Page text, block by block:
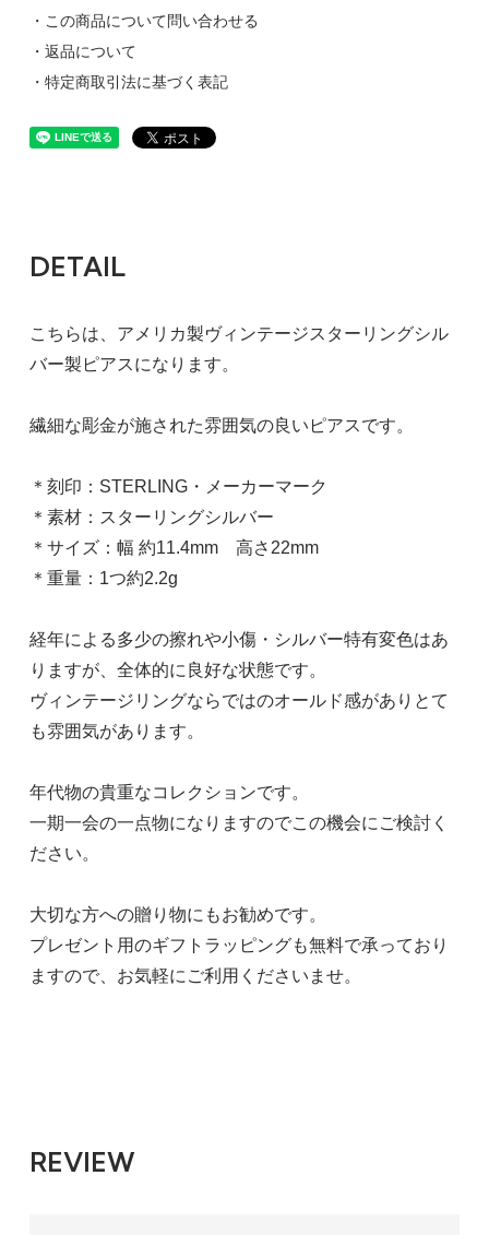
・この商品について問い合わせる
・返品について
・特定商取引法に基づく表記
DETAIL
こちらは、アメリカ製ヴィンテージスターリングシル
バー製ピアスになります。
繊細な彫金が施された雰囲気の良いピアスです。
＊刻印：STERLING・メーカーマーク
＊素材：スターリングシルバー
＊サイズ：幅 約11.4mm 高さ22mm
＊重量：1つ約2.2g
経年による多少の擦れや小傷・シルバー特有変色はあ
りますが、全体的に良好な状態です。
ヴィンテージリングならではのオールド感がありとて
も雰囲気があります。
年代物の貴重なコレクションです。
一期一会の一点物になりますのでこの機会にご検討く
ださい。
大切な方への贈り物にもお勧めです。
プレゼント用のギフトラッピングも無料で承っており
ますので、お気軽にご利用くださいませ。
REVIEW